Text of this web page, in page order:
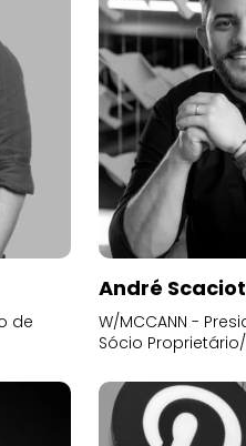
de
André
W/MCCANN -
Sócio